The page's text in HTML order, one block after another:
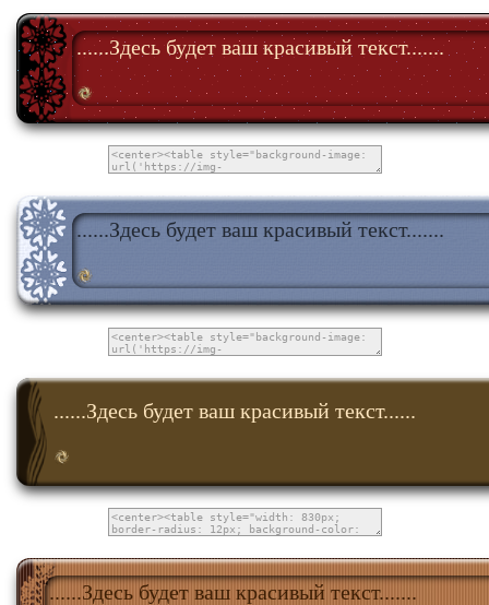
......Здесь будет ваш красивый текст.......
......Здесь будет ваш красивый текст.......
......Здесь будет ваш красивый текст......
......Здесь будет ваш красивый текст.......